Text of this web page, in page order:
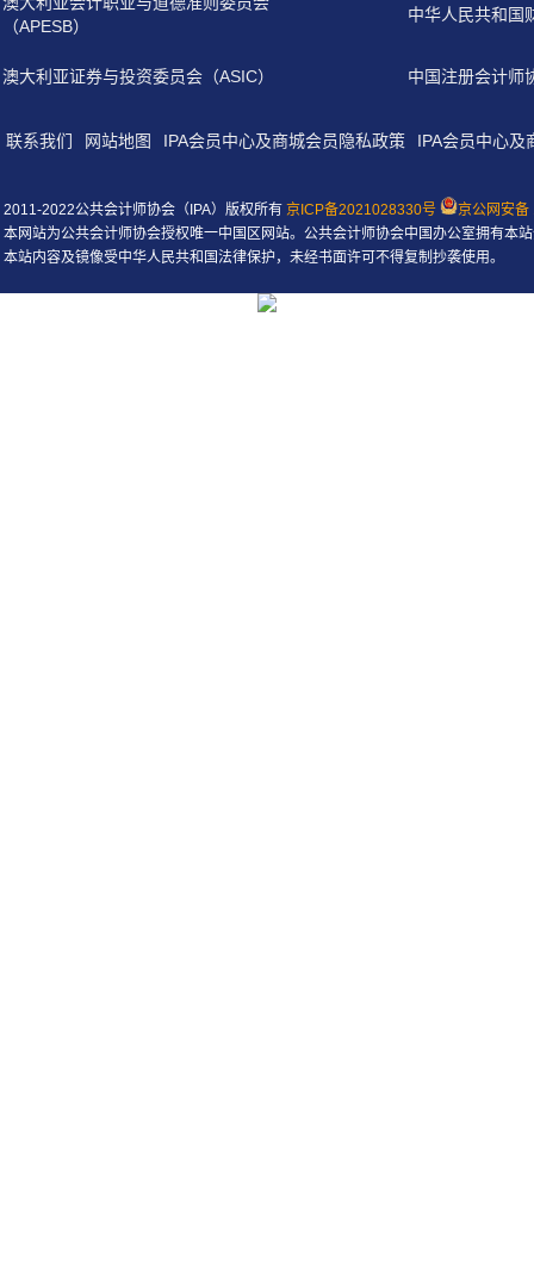
（APESB）
中华人民共和国
澳大利亚证券与投资委员会（ASIC） 中国注册会计师
联系我们 网站地图 IPA会员中心及商城会员隐私政策 IPA会员中心及
2011-2022公共会计师协会（IPA）版权所有 京ICP备2021028330号
京公网安
本网站为公共会计师协会授权唯一中国区网站。公共会计师协会中国办公室拥有本
本站内容及镜像受中华人民共和国法律保护，未经书面许可不得复制抄袭使用。